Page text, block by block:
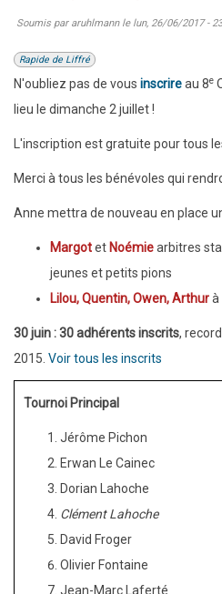
Soumis par aruhlmannle lun, 26/06/2017 -
Rapide de Liffré
N'oubliez pas de vous inscrireau 8e
lieu le dimanche 2 juillet !
L'inscription est gratuite pour tous
Merci à tous les bénévoles qui
Anne mettra de nouveau en place
Margotet Noémiearbitres
jeunes et petits pions
Lilou, Quentin, Owen, Arthurà
30 juin : 30 adhérents inscrits,
2015. Voir tous les inscrits
Tournoi Principal
Jérôme Pichon
Erwan Le Cainec
Dorian Lahoche
Clément Lahoche
David Froger
Olivier Fontaine
Jean-Marc Laferté